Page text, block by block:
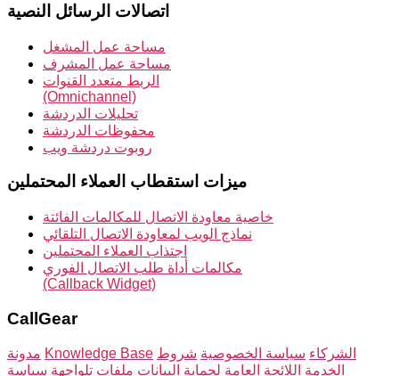
اتصالات الرسائل النصية
مساحة عمل المشغل
مساحة عمل المشرف
الربط متعدد القنوات
(Omnichannel)
تحليلات الدردشة
محفوظات الدردشة
روبوت دردشة ويب
ميزات استقطاب العملاء المحتملين
خاصية معاودة الاتصال للمكالمات الفائتة
نماذج الويب لمعاودة الاتصال التلقائي
اجتذاب العملاء المحتملين
مكالمات أداة طلب الاتصال الفوري
(Callback Widget)
CallGear
مدونة Knowledge Base الشركاء سياسة الخصوصية شروط
الخدمة اللائحة العامة لحماية البيانات ملفات تلواجهة سياسة